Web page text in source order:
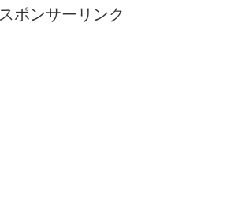
スポンサーリンク